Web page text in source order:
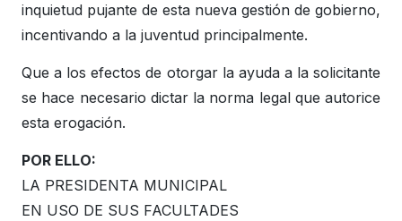
inquietud pujante de esta nueva gestión de gobierno,
incentivando a la juventud principalmente.
Que a los efectos de otorgar la ayuda a la solicitante
se hace necesario dictar la norma legal que autorice
esta erogación.
POR ELLO:
LA PRESIDENTA MUNICIPAL
EN USO DE SUS FACULTADES